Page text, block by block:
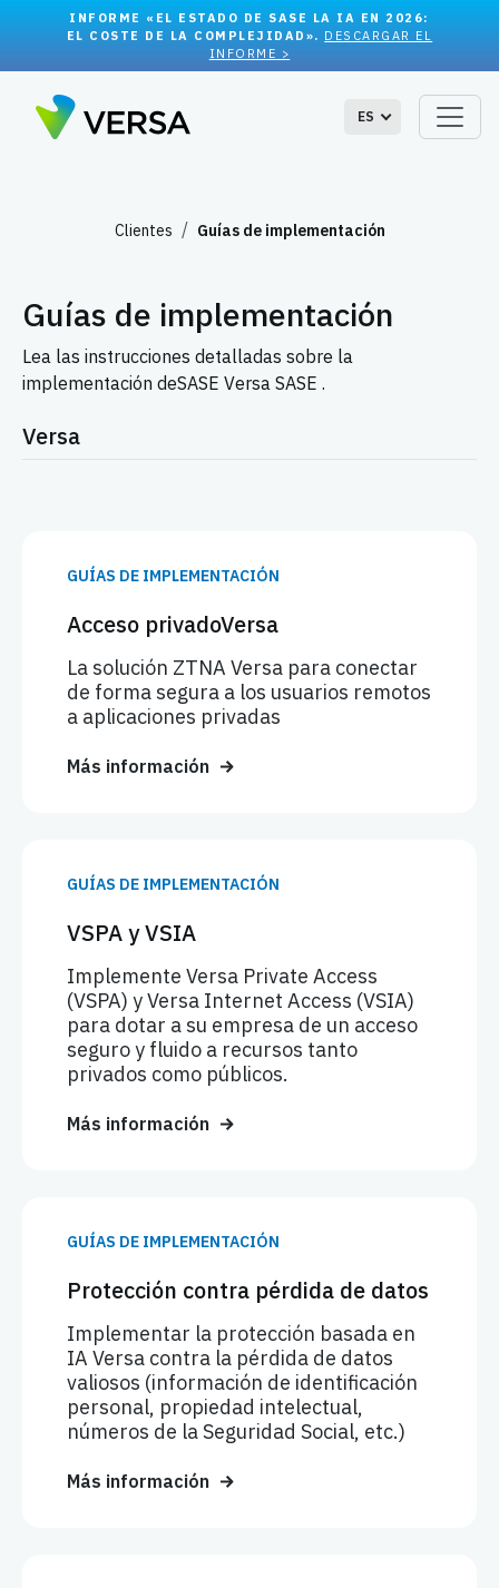
INFORME «EL ESTADO DE SASE LA IA EN 2026:
EL COSTE DE LA COMPLEJIDAD». DESCARGAR EL
INFORME >
ES
Clientes Guías de implementación
Guías de implementación
Lea las instrucciones detalladas sobre la
implementación deSASE Versa SASE .
Versa
GUÍAS DE IMPLEMENTACIÓN
Acceso privadoVersa
La solución ZTNA Versa para conectar
de forma segura a los usuarios remotos
a aplicaciones privadas
Más información
GUÍAS DE IMPLEMENTACIÓN
VSPA y VSIA
Implemente Versa Private Access
(VSPA) y Versa Internet Access (VSIA)
para dotar a su empresa de un acceso
seguro y fluido a recursos tanto
privados como públicos.
Más información
GUÍAS DE IMPLEMENTACIÓN
Protección contra pérdida de datos
Implementar la protección basada en
IA Versa contra la pérdida de datos
valiosos (información de identificación
personal, propiedad intelectual,
números de la Seguridad Social, etc.)
Más información